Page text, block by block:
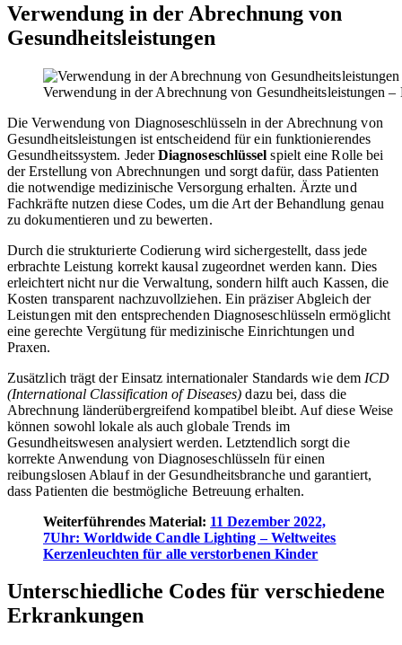
Verwendung in der Abrechnung von
Gesundheitsleistungen
Verwendung in der Abrechnung von Gesundheitsleistungen
Die Verwendung von Diagnoseschlüsseln in der Abrechnung von
Gesundheitsleistungen ist entscheidend für ein funktionierendes
Gesundheitssystem. JederDiagnoseschlüssel spielt eine Rolle bei
der Erstellung von Abrechnungen und sorgt dafür, dass Patienten
die notwendige medizinische Versorgung erhalten. Ärzte und
Fachkräfte nutzen diese Codes, um die Art der Behandlung genau
zu dokumentieren und zu bewerten.
Durch die strukturierte Codierung wird sichergestellt, dass jede
erbrachte Leistung korrekt kausal zugeordnet werden kann. Dies
erleichtert nicht nur die Verwaltung, sondern hilft auch Kassen, die
Kosten transparent nachzuvollziehen. Ein präziser Abgleich der
Leistungen mit den entsprechenden Diagnoseschlüsseln ermöglicht
eine gerechte Vergütung für medizinische Einrichtungen und
Praxen.
Zusätzlich trägt der Einsatz internationaler Standards wie dem ICD
(International Classification of Diseases) dazu bei, dass die
Abrechnung länderübergreifend kompatibel bleibt. Auf diese Weise
können sowohl lokale als auch globale Trends im
Gesundheitswesen analysiert werden. Letztendlich sorgt die
korrekte Anwendung von Diagnoseschlüsseln für einen
reibungslosen Ablauf in der Gesundheitsbranche und garantiert,
dass Patienten die bestmögliche Betreuung erhalten.
Weiterführendes Material: 11 Dezember 2022,
7Uhr: Worldwide Candle Lighting – Weltweites
Kerzenleuchten für alle verstorbenen Kinder
Unterschiedliche Codes für verschiedene
Erkrankungen